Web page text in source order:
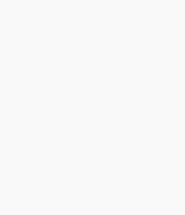
unsere Podiumsgäste
er nie konsumiert. Und
nicht mehr weiter
Qual der Wahl.“ - Prof.